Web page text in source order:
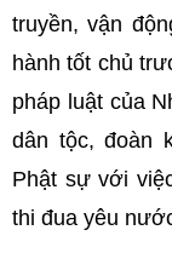
truyền, vận
hành tốt chủ
pháp luật của
dân tộc, đoàn
Phật sự với
thi đua yêu